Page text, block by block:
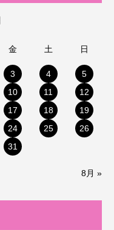
金 土 日
3 4
5
10 11
12
17 18
19
24 25
26
31
8月 »